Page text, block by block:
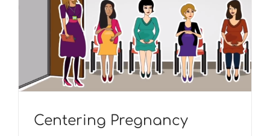
Centering Pregnancy